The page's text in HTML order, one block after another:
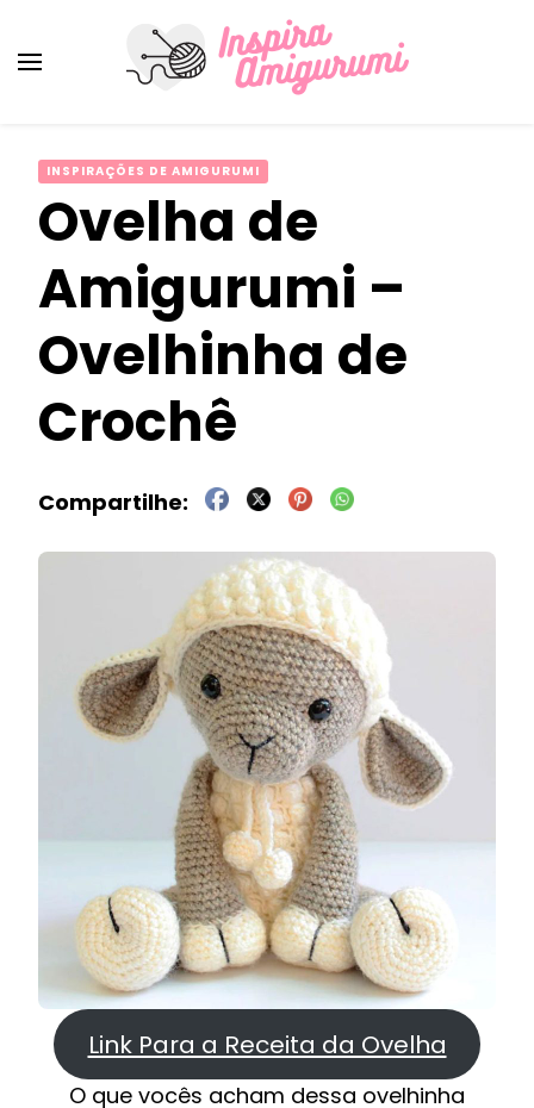
INSPIRAÇÕES DE AMIGURUMI
Ovelha de
Amigurumi –
Ovelhinha de
Crochê
Link Para a Receita da Ovelha
O que vocês acham dessa ovelhinha